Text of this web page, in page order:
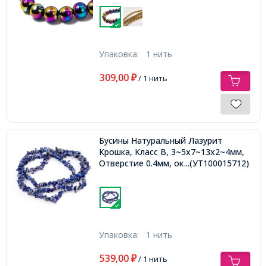
Упаковка: 1 нить
309,00 ₽/ 1 нить
Бусины Натуральный Лазурит
Крошка, Класс В, 3~5x7~13x2~4мм,
Отверстие 0.4мм, около 88см/нить,
...(УТ100015712)
Упаковка: 1 нить
539,00 ₽/ 1 нить